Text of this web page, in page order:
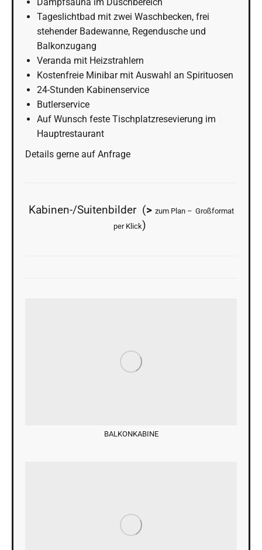
Tageslichtbad mit zwei Waschbecken, frei
stehender Badewanne, Regendusche und
Balkonzugang
Veranda mit Heizstrahlern
Kostenfreie Minibar mit Auswahl an Spirituosen
24-Stunden Kabinenservice
Butlerservice
Auf Wunsch feste Tischplatzresevierung im
Hauptrestaurant
Details gerne auf Anfrage
Kabinen-/Suitenbilder (> zum Plan – Großformat
per Klick)
BALKONKABINE